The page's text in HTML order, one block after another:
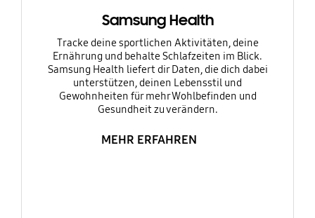
Samsung Health
Tracke deine sportlichen Aktivitäten, deine
Ernährung und behalte Schlafzeiten im Blick.
Samsung Health liefert dir Daten, die dich dabei
unterstützen, deinen Lebensstil und
Gewohnheiten für mehr Wohlbefinden und
Gesundheit zu verändern.
MEHR ERFAHREN